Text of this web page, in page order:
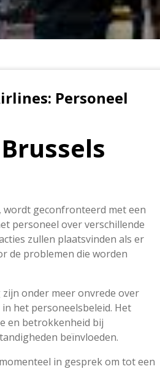
Personeel
wordt geconfronteerd met een
personeel over verschillende
zullen plaatsvinden als er
de problemen die worden
onder meer onvrede over
het personeelsbeleid. Het
en betrokkenheid bij
beïnvloeden.
in gesprek om tot een